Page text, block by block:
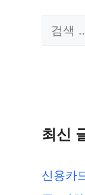
검
최신
신용카